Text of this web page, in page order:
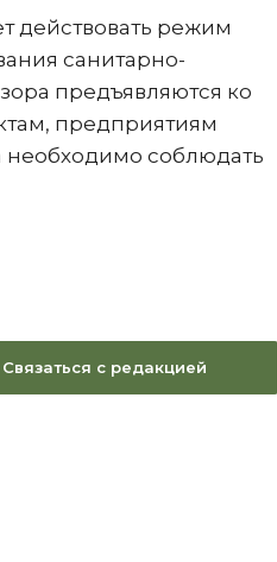
действовать режим
санитарно-
предъявляются ко
предприятиям
необходимо соблюдать
Связаться с редакцией